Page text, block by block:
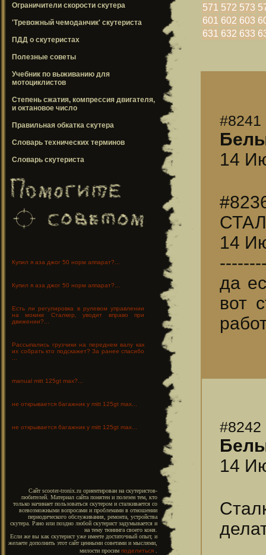
Ограничители скорости скутера
'Тревожный чемоданчик' скутериста
ПДД о скутеристах
Полезные советы
Учебник по выживанию для
мотоциклистов
Степень сжатия, компрессия двигателя,
и октановое число
Правильная обкатка скутера
Словарь технических терминов
Словарь скутериста
Купил я аза джог 50 норм аппарат?...
Купил я аза джог 50 норм аппарат?...
Есть ли регулировка в рулевом управлении
на мокике Сталкер, уводит вправо при
движении?...
Рассыпались грузчики на переднем валу как
их собрать кто подскажет? За ранее спасибо
...
manual mitt 125gt max?...
не открывается багажник у mitt 125gt max...
не открывается багажник у mitt 125gt max...
Сайт scooter-tronix.ru ориентирован на скутеристов-
любителей. Материал сайта понятен и полезен тем, кто
только начинает пользоваться скутером и сталкивается со
всевозможными вопросами и проблемами в отношении
периодического обслуживания, ремонта, устройства
скутера. Рано или поздно любой скутерист задумывается и
на тему тюнинга своего коня.
Если же вы как скутерист уже имеете достаточный опыт, и
желаете дополнить этот сайт ценными советами и мыслями,
милости просим поделиться .
571 572 573
601 602 603
631 632 633
#8241
14
14
да
вот
#8242
14